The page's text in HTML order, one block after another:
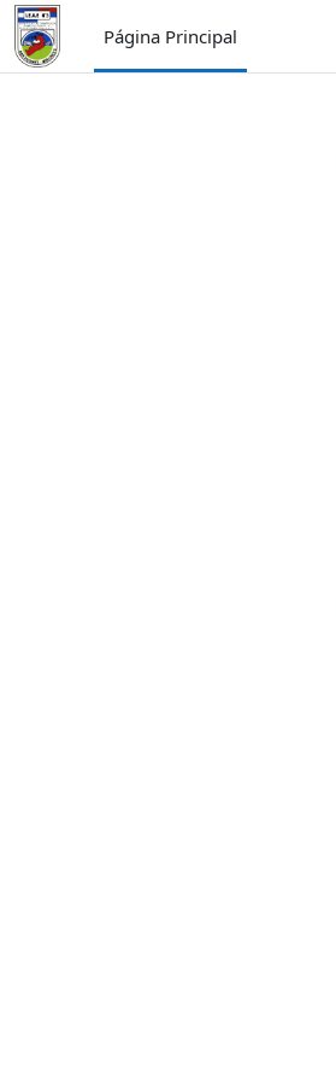
Salta al contenido principal
Página Principal